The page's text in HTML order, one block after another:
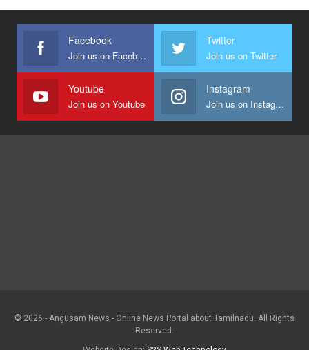
Facebook
Join us on Facebook
Twitter
Join us on Twitter
Youtube
Join us on Youtube
Instagram
Join us on Instagram
© 2026 - Angusam News - Online News Portal about Tamilnadu. All Rights
Reserved.